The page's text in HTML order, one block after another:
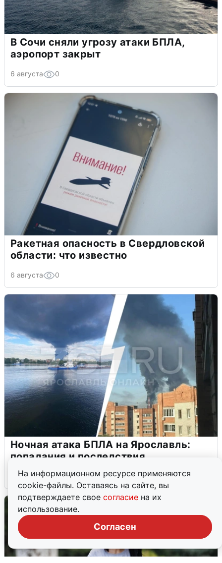
На информационном ресурсе применяются
cookie-файлы. Оставаясь на сайте, вы
подтверждаете свое согласие на их
использование.
Согласен
В Сочи сняли угрозу атаки БПЛА,
аэропорт закрыт
6 августа 0
Ракетная опасность в Свердловской
области: что известно
6 августа 0
Ночная атака БПЛА на Ярославль:
попадания и последствия
6 августа 0